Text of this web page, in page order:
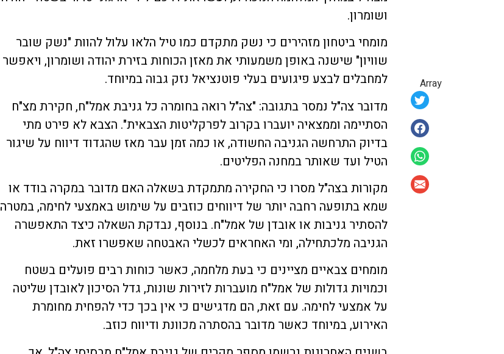
Array
ושומרון.
מומחי ביטחון מזהירים כי נשק מתקדם כמו טיל הלאו עלול להוות "נשק שובר
שוויון" שישנה באופן משמעותי את מאזן הכוחות בזירת יהודה ושומרון, ויאפשר
למחבלים לבצע פיגועים בעלי פוטנציאל נזק גבוה במיוחד.
מדובר צה"ל נמסר בתגובה: "צה"ל רואה בחומרה כל גניבת אמל"ח, חקירת מצ"ח
הסתיימה וממצאיה יועברו בקרוב לפרקליטות הצבאית". הצבא לא פירט מתי
בדיוק התרחשה הגניבה החשודה, או כמה זמן עבר מאז שהגדוד דיווח על שיגור
הטיל ועד שאותר במחנה הפליטים.
מקורות בצה"ל מסרו כי החקירה מתמקדת בשאלה האם מדובר במקרה בודד או
שמא בתופעה רחבה יותר של דיווחים כוזבים על שימוש באמצעי לחימה, במטרה
להסתיר גניבות או אובדן של אמל"ח. בנוסף, נבדקת השאלה כיצד התאפשרה
הגניבה מלכתחילה, ומי האחראים לכשלי האבטחה שאפשרו זאת.
מומחים צבאיים מציינים כי בעת מלחמה, כאשר כוחות רבים פועלים בשטח
וכמויות גדולות של אמל"ח מועברות לזירות שונות, גדל הסיכון לאובדן שליטה
על אמצעי לחימה. עם זאת, הם מדגישים כי אין בכך כדי להפחית מחומרת
האירוע, במיוחד כאשר מדובר בהסתרה מכוונת ודיווח כוזב.